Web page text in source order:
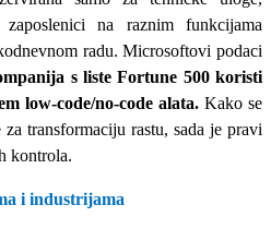
na raznim funkcijama
radu. Microsoftovi podaci
s liste Fortune 500 koristi
low‑code/no‑code alata. Kako se
transformaciju rastu, sada je pravi
kontrola.
i industrijama